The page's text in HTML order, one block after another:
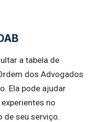
a tabela de
dos Advogados
Ela pode ajudar
no
de seu serviço.